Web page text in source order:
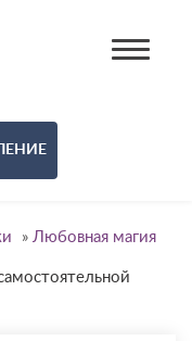
» Любовная магия